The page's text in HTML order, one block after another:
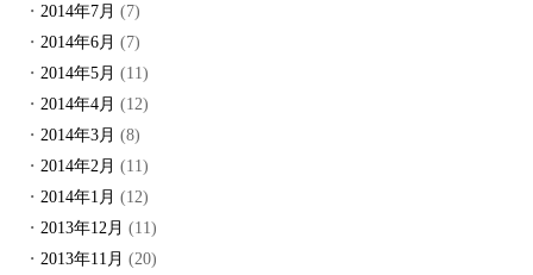
2014年7月 (7)
2014年6月 (7)
2014年5月 (11)
2014年4月 (12)
2014年3月 (8)
2014年2月 (11)
2014年1月 (12)
2013年12月 (11)
2013年11月 (20)